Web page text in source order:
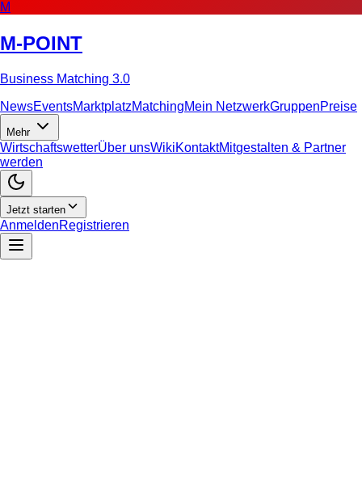
M
M-POINT
Business Matching 3.0
NewsEventsMarktplatzMatchingMein NetzwerkGruppenPreise
Mehr
WirtschaftswetterÜber unsWikiKontaktMitgestalten & Partner
werden
Jetzt starten
AnmeldenRegistrieren